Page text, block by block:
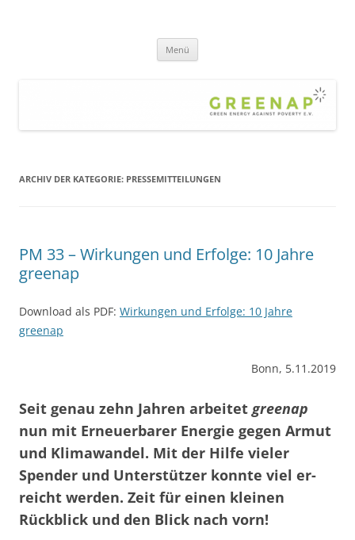
Klimawandel – für eine gerechte, nachhaltige Welt
Menü
ARCHIV DER KATEGORIE: PRESSEMITTEILUNGEN
PM 33 – Wirkungen und Erfolge: 10 Jahre
greenap
Download als PDF: Wirkungen und Erfolge: 10 Jahre
greenap
Bonn, 5.11.2019
Seit genau zehn Jahren arbeitet greenap
nun mit Erneuerbarer Energie gegen Armut
und Klimawandel. Mit der Hilfe vieler
Spender und Unterstützer konnte viel er­
reicht werden. Zeit für einen kleinen
Rückblick und den Blick nach vorn!